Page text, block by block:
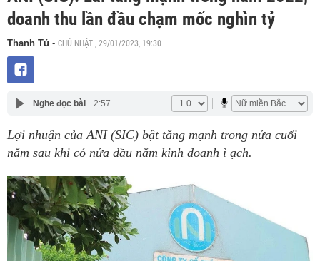
doanh thu lần đầu chạm mốc nghìn tỷ
Thanh Tú - CHỦ NHẬT , 29/01/2023, 19:30
Nghe đọc bài 2:57
Lợi nhuận của ANI (SIC) bật tăng mạnh trong nửa cuối
năm sau khi có nửa đầu năm kinh doanh ì ạch.